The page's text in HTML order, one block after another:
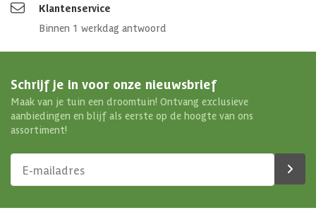
Klantenservice
Binnen 1 werkdag antwoord
Schrijf je in voor onze nieuwsbrief
Maak van je tuin een droomtuin! Ontvang exclusieve
aanbiedingen en blijf als eerste op de hoogte van ons
assortiment!